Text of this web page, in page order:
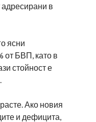
адресирани в
ясни
от БВП, като в
стойност е
Ако новия
и дефицита,